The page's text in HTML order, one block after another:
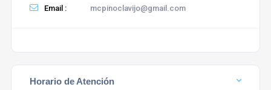
Email : mcpinoclavijo@gmail.com
Horario de Atención